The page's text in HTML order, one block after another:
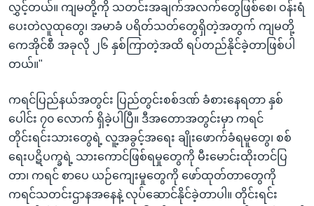
လွှင့်တယ်။ ကျမတို့ကို သတင်းအချက်အလက်တွေဖြစ်စေ၊ ဝန်းရံ
ပေးတဲလူထုတွေ၊ အမာခံ ပရိတ်သတ်တွေရှိတဲ့အတွက် ကျမတို့
ကေအိုင်စီ အခုလို ၂၆ နှစ်ကြာတဲ့အထိ ရပ်တည်နိုင်ခဲ့တာဖြစ်ပါ
တယ်။"
ကရင်ပြည်နယ်အတွင်း ပြည်တွင်းစစ်ဒဏ် ခံစားနေရတာ နှစ်
ပေါင်း ၇၀ လောက် ရှိခဲ့ပါပြီ။ ဒီအတောအတွင်းမှာ ကရင်
တိုင်းရင်းသားတွေရဲ့ လူ့အခွင့်အရေး ချိုးဖောက်ခံရမူတွေ၊ စစ်
ရေးပဋိပက္ခရဲ့ သားကောင်ဖြစ်ရမှုတွေကို မီးမောင်းထိုးတင်ပြ
တာ၊ ကရင် စာပေ ယဉ်ကျေးမှုတွေကို ဖော်ထုတ်တာတွေကို
ကရင်သတင်းဌာနအနေနဲ့ လုပ်ဆောင်နိုင်ခဲ့တာပါ။ တိုင်းရင်း